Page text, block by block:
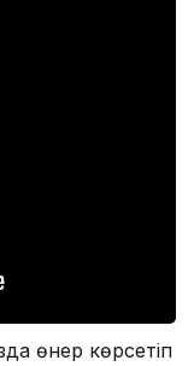
өнер көрсетіп